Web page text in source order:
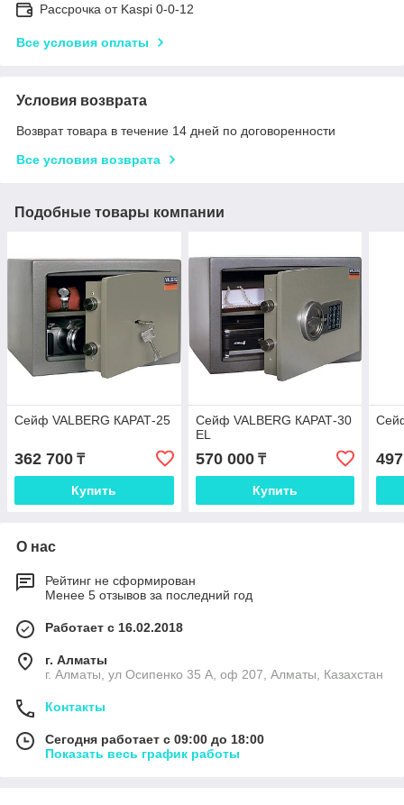
Рассрочка от Kaspi 0-0-12
Все условия оплаты
Условия возврата
Возврат товара в течение 14 дней по договоренности
Все условия возврата
Подобные товары компании
Сейф VALBERG КАРАТ-25
362 700 ₸
Купить
Сейф VALBERG КАРАТ-30
EL
570 000₸
Купить
О нас
Рейтинг не сформирован
Менее 5 отзывов за последний год
Работает с 16.02.2018
г. Алматы
г. Алматы, ул Осипенко 35 А, оф 207, Алматы, Казахстан
Контакты
Сегодня работает с 09:00 до 18:00
Показать весь график работы